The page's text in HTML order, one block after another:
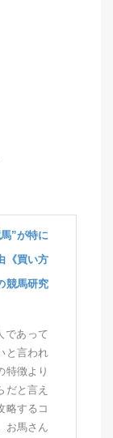
”が特に
《買い方
競馬研究
であって
と言われ
特徴より
だと言え
略するコ
お馬さん